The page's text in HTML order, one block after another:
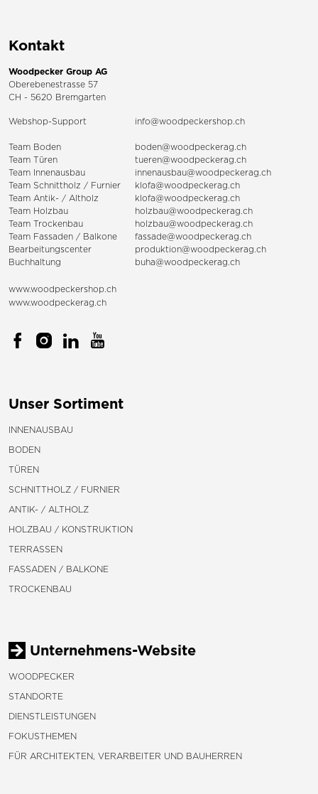
Kontakt
Woodpecker Group AG
Oberebenestrasse 57
CH - 5620 Bremgarten
Webshop-Support info@woodpeckershop.ch
Team Boden
boden@woodpeckerag.ch
Team Türen
tueren@woodpeckerag.ch
Team Innenausbau
innenausbau@woodpeckerag.ch
Team Schnittholz / Furnier
klofa@woodpeckerag.ch
Team Antik- / Altholz
klofa@woodpeckerag.ch
Team Holzbau
holzbau@woodpeckerag.ch
Team Trockenbau
holzbau@woodpeckerag.ch
Team Fassaden / Balkone
fassade@woodpeckerag.ch
Bearbeitungscenter
produktion@woodpeckerag.ch
Buchhaltung
buha@woodpeckerag.ch
www.woodpeckershop.ch
www.woodpeckerag.ch
Unser Sortiment
INNENAUSBAU
BODEN
TÜREN
SCHNITTHOLZ / FURNIER
ANTIK- / ALTHOLZ
HOLZBAU / KONSTRUKTION
TERRASSEN
FASSADEN / BALKONE
TROCKENBAU
Unternehmens-Website
WOODPECKER
STANDORTE
DIENSTLEISTUNGEN
FOKUSTHEMEN
FÜR ARCHITEKTEN, VERARBEITER UND BAUHERREN